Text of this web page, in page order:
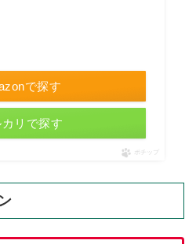
で探す
カリで探す
ポチップ